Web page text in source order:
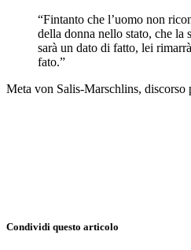
“Fintanto che l’uomo non
della donna nello stato, che la
sarà un dato di fatto, lei
fato.”
Meta von Salis-Marschlins, discorso
Condividi questo articolo